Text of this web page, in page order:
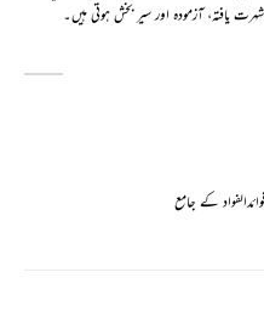
یافتہ، آزمودہ اور سیر بخش ہوتی ہیں۔
کے جامع